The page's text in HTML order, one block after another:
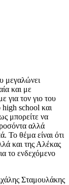
μεγαλώνει
και με
για τον γιο του
high school και
μπορείτε να
αλλά
Το θέμα είναι ότι
και της Αλέκας
το ενδεχόμενο
Σταμουλάκης